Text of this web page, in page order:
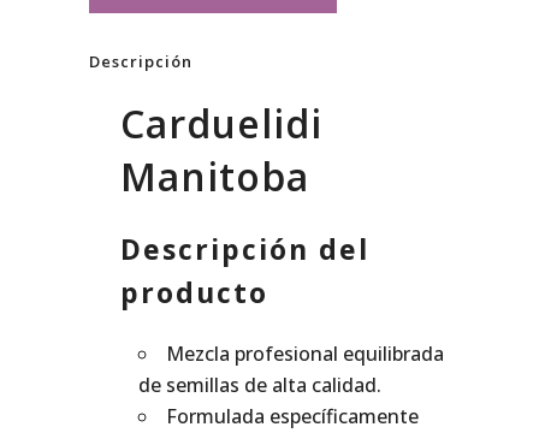
Descripción
Carduelidi
Manitoba
Descripción del
producto
Mezcla profesional equilibrada
de semillas de alta calidad.
Formulada específicamente